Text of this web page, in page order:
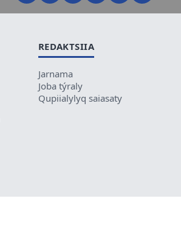
REDAKTSIIA
Jarnama
Joba týraly
Qupiialylyq saiasaty